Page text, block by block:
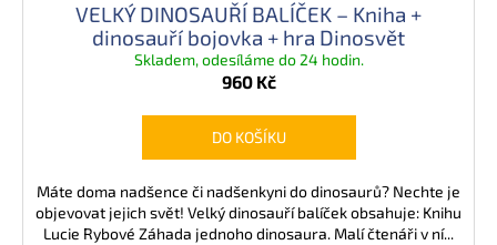
VELKÝ DINOSAUŘÍ BALÍČEK – Kniha +
dinosauří bojovka + hra Dinosvět
Skladem, odesíláme do 24 hodin.
960 Kč
DO KOŠÍKU
Máte doma nadšence či nadšenkyni do dinosaurů? Nechte je
objevovat jejich svět! Velký dinosauří balíček obsahuje: Knihu
Lucie Rybové Záhada jednoho dinosaura. Malí čtenáři v ní...